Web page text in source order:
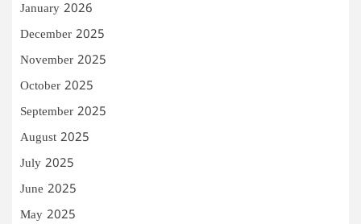
January 2026
December 2025
November 2025
October 2025
September 2025
August 2025
July 2025
June 2025
May 2025